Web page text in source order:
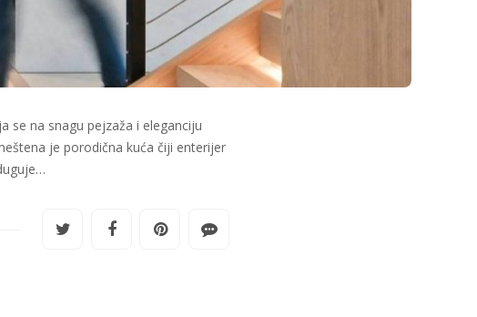
se na snagu pejzaža i eleganciju
je porodična kuća čiji enterijer